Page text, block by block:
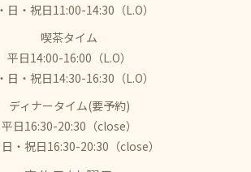
日・祝日11:00-14:30（L.O）
喫茶タイム
平日14:00-16:00（L.O）
日・祝日14:30-16:30（L.O）
ディナータイム(要予約)
平日16:30-20:30（close）
・祝日16:30-20:30（close）